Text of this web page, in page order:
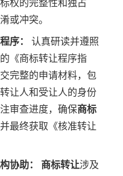
权的完整性和独占
或冲突。
序：
认真研读并遵照
《商标转让程序指
完整的申请材料，包
让人和受让人的身份
审查进度，确保商标
最终获取《核准转让
协助： 商标转让涉及